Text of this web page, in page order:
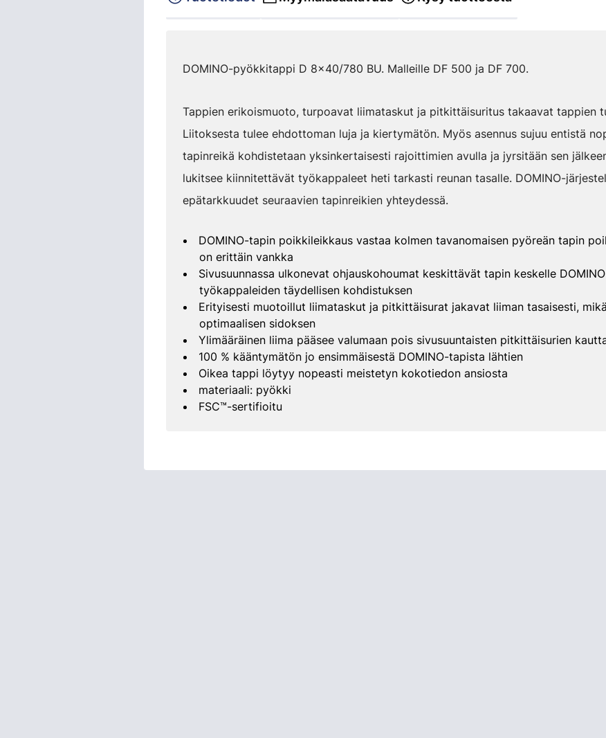
DOMINO-pyökkitappi D 8x40/780 BU. Malleille DF 500 ja DF 700.
Tappien erikoismuoto, turpoavat liimataskut ja pitkittäisuritus takaavat tappien
Liitoksesta tulee ehdottoman luja ja kiertymätön. Myös asennus sujuu entistä
tapinreikä kohdistetaan yksinkertaisesti rajoittimien avulla ja jyrsitään sen
lukitsee kiinnitettävät työkappaleet heti tarkasti reunan tasalle. DOMINO-
epätarkkuudet seuraavien tapinreikien yhteydessä.
DOMINO-tapin poikkileikkaus vastaa kolmen tavanomaisen pyöreän tapin
on erittäin vankka
Sivusuunnassa ulkonevat ohjauskohoumat keskittävät tapin keskelle
työkappaleiden täydellisen kohdistuksen
Erityisesti muotoillut liimataskut ja pitkittäisurat jakavat liiman tasaisesti,
optimaalisen sidoksen
Ylimääräinen liima pääsee valumaan pois sivusuuntaisten pitkittäisurien
100 % kääntymätön jo ensimmäisestä DOMINO-tapista lähtien
Oikea tappi löytyy nopeasti meistetyn kokotiedon ansiosta
materiaali: pyökki
FSC™-sertifioitu